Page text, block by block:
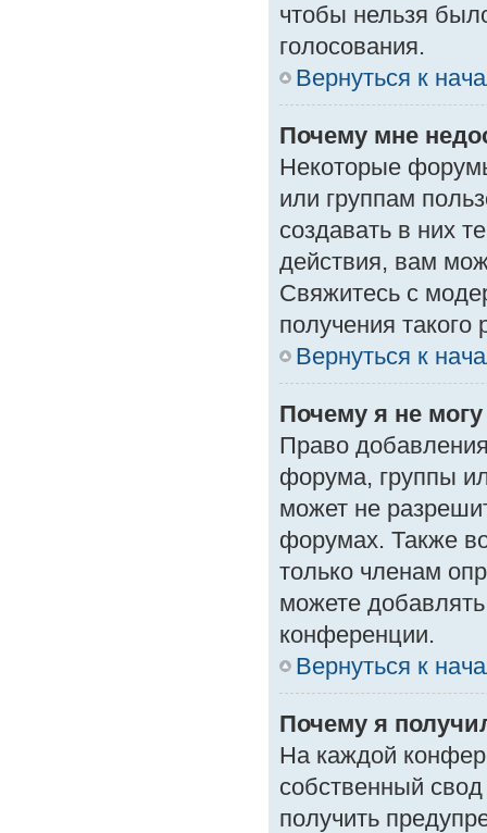
чтобы нельзя
голосования.
Вернуться к
Почему мне
Некоторые
или группам
создавать в них
действия, вам
Свяжитесь с
получения такого
Вернуться к
Почему я не
Право
форума, группы
может не
форумах. Также
только членам
можете
конференции.
Вернуться к
Почему я
На каждой
собственный
получить